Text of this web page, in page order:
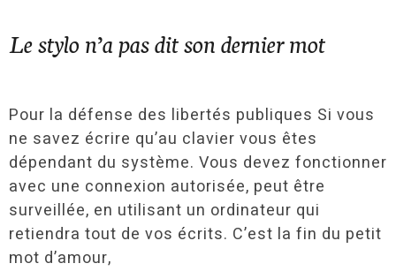
Le stylo n’a pas dit son dernier mot
Pour la défense des libertés publiques Si vous
ne savez écrire qu’au clavier vous êtes
dépendant du système. Vous devez fonctionner
avec une connexion autorisée, peut être
surveillée, en utilisant un ordinateur qui
retiendra tout de vos écrits. C’est la fin du petit
mot d’amour,